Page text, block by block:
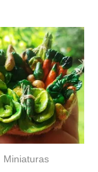
Miniaturas